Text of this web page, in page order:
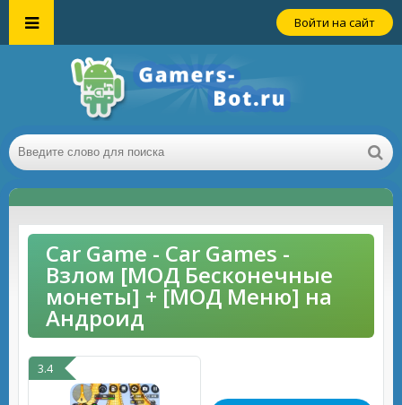
Войти на сайт
Car Game - Car Games -
Взлом [МОД Бесконечные
монеты] + [МОД Меню] на
Андроид
3.4